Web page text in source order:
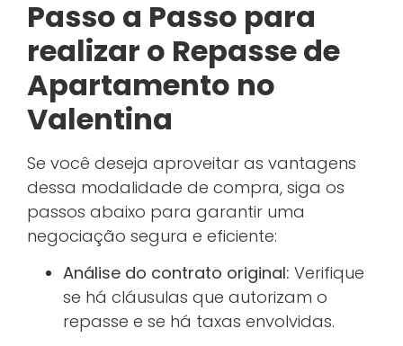
Passo a Passo para
realizar o Repasse de
Apartamento no
Valentina
Se você deseja aproveitar as vantagens
dessa modalidade de compra, siga os
passos abaixo para garantir uma
negociação segura e eficiente:
Análise do contrato original: Verifique
se há cláusulas que autorizam o
repasse e se há taxas envolvidas.